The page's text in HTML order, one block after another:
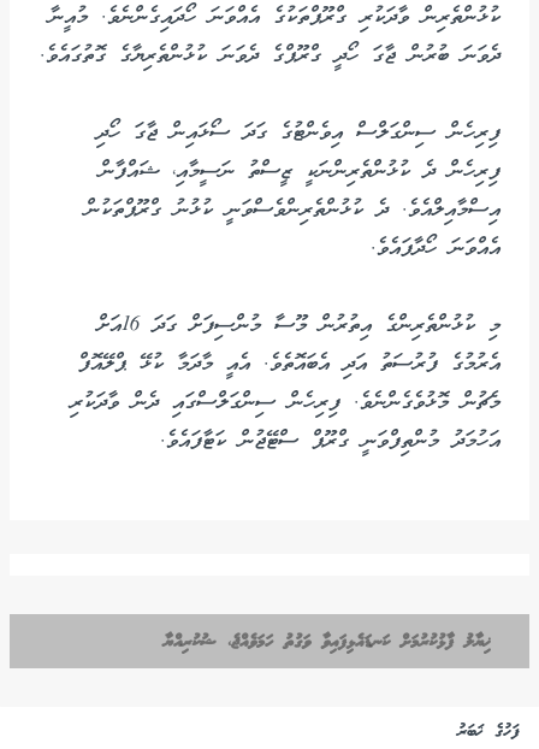
ކުޅުންތެރިން ވާދަކުރި ގްރޫޕްތަކުގެ އެއްވަނަ ހޯދައިގެންނެވެ. މުއީނާ
ދެވަނަ ބުރުން ޖާގަ ހޯދީ ގްރޫޕްގެ ދެވަނަ ކުޅުންތެރިޔާގެ ގޮތުގައެވެ.
ފިރިހެން ސިންގަލްސް އިވެންޓުގެ ގަދަ ސޯޅައިން ޖާގަ ހޯދި
ފިރިހެން ދެ ކުޅުންތެރިންނަކީ ޒީސްތު ނަސީމާއި، ޝައްފާން
އިސްމާއިލްއެވެ. ދެ ކުޅުންތެރިންވެސްވަނީ ކުޅުނު ގްރޫޕްތަކުން
އެއްވަނަ ހޯދާފައެވެ.
މި ކުޅުންތެރިންގެ އިތުރުން މޫސާ މުންސިފަށް ގަދަ 16އަށް
އެރުމުގެ ފުރުސަތު އަދި އެބައޮތެވެ. އެއީ މާދަމާ ކުޅޭ ޕްލޭއޮފް
މެޗުން މޮޅުވެގެންނެވެ. ފިރިހެން ސިންގަލްސްގައި ދެން ވާދަކުރި
އަހުމަދު މުންތިފްވަނީ ގްރޫޕް ސްޓޭޖުން ކަޓާފައެވެ.
ޚިޔާލު ފާޅުކުރުމަށް ކަނޑައެޅިފައިވާ ވަގުތު ހަމަވެއްޖެ، ޝުކުރިއްޔާ
ފަހުގެ ޚަބަރު